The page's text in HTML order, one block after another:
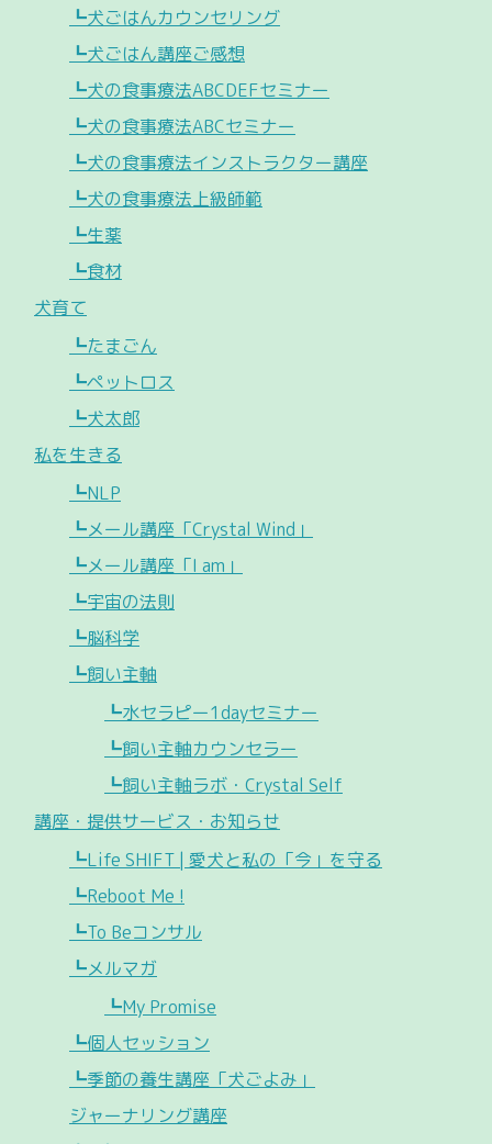
┗犬ごはんカウンセリング
┗犬ごはん講座ご感想
┗犬の食事療法ABCDEFセミナー
┗犬の食事療法ABCセミナー
┗犬の食事療法インストラクター講座
┗犬の食事療法上級師範
┗生薬
┗食材
犬育て
┗たまごん
┗ペットロス
┗犬太郎
私を生きる
┗NLP
┗メール講座「Crystal Wind」
┗メール講座「I am」
┗宇宙の法則
┗脳科学
┗飼い主軸
┗水セラピー1dayセミナー
┗飼い主軸カウンセラー
┗飼い主軸ラボ・Crystal Self
講座・提供サービス・お知らせ
┗Life SHIFT | 愛犬と私の「今」を守る
┗Reboot Me !
┗To Beコンサル
┗メルマガ
┗My Promise
┗個人セッション
┗季節の養生講座「犬ごよみ」
ジャーナリング講座